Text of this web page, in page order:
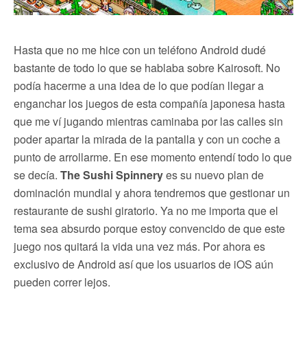
Hasta que no me hice con un teléfono Android dudé
bastante de todo lo que se hablaba sobre Kairosoft. No
podía hacerme a una idea de lo que podían llegar a
enganchar los juegos de esta compañía japonesa hasta
que me ví jugando mientras caminaba por las calles sin
poder apartar la mirada de la pantalla y con un coche a
punto de arrollarme. En ese momento entendí todo lo que
se decía. The Sushi Spinneryes su nuevo plan de
dominación mundial y ahora tendremos que gestionar un
restaurante de sushi giratorio. Ya no me importa que el
tema sea absurdo porque estoy convencido de que este
juego nos quitará la vida una vez más. Por ahora es
exclusivo de Android así que los usuarios de iOS aún
pueden correr lejos.